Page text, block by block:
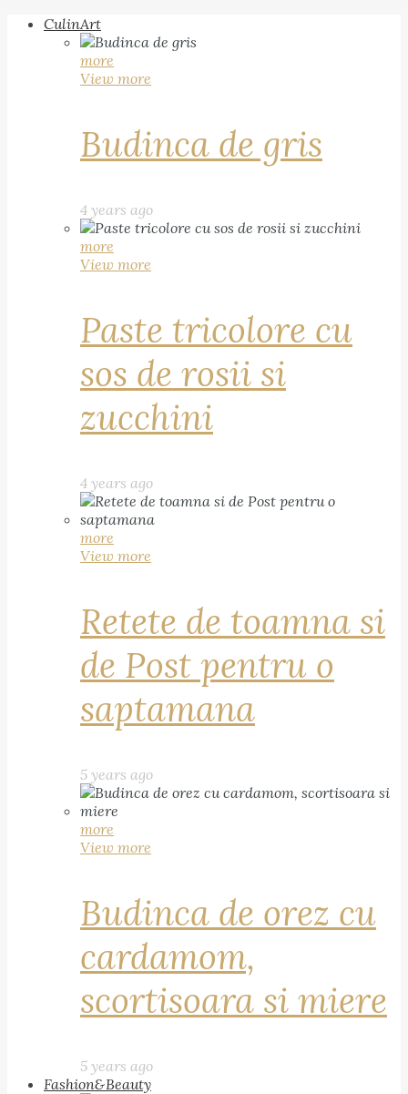
CulinArt
more
View more
Budinca de gris
4 years ago
more
View more
Paste tricolore cu
sos de rosii si
zucchini
4 years ago
more
View more
Retete de toamna si
de Post pentru o
saptamana
5 years ago
more
View more
Budinca de orez cu
cardamom,
scortisoara si miere
5 years ago
Fashion&Beauty